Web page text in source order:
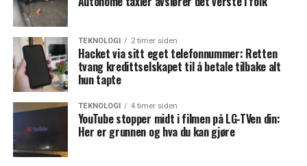
TEKNOLOGI 2 timer siden
Hacket via sitt eget telefonnummer: Retten
tvang kredittselskapet til å betale tilbake alt
hun tapte
TEKNOLOGI 4 timer siden
YouTube stopper midt i filmen på LG-TVen din:
Her er grunnen og hva du kan gjøre